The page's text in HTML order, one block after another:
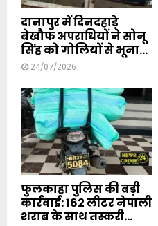
दानापुर में दिनदहाड़े
बेखौफ अपराधियों ने सोनू
सिंह को गोलियों से भूना...
24/07/2026
फुलकाहा पुलिस की बड़ी
कार्रवाई: 162 लीटर नेपाली
शराब के साथ तस्करी...